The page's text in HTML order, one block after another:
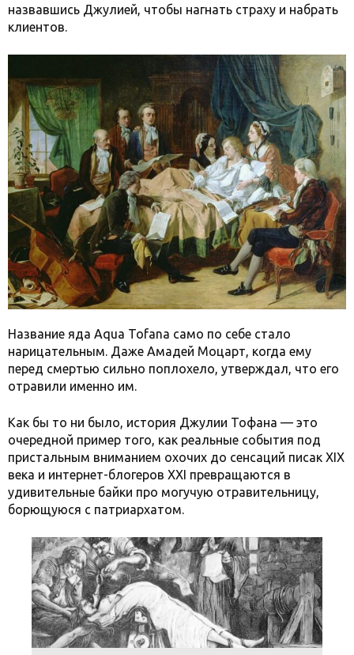
назвавшись Джулией, чтобы нагнать страху и набрать
клиентов.
Название яда Aqua Tofana само по себе стало
нарицательным. Даже Амадей Моцарт, когда ему
перед смертью сильно поплохело, утверждал, что его
отравили именно им.
Как бы то ни было, история Джулии Тофана — это
очередной пример того, как реальные события под
пристальным вниманием охочих до сенсаций писак XIX
века и интернет-блогеров XXI превращаются в
удивительные байки про могучую отравительницу,
борющуюся с патриархатом.